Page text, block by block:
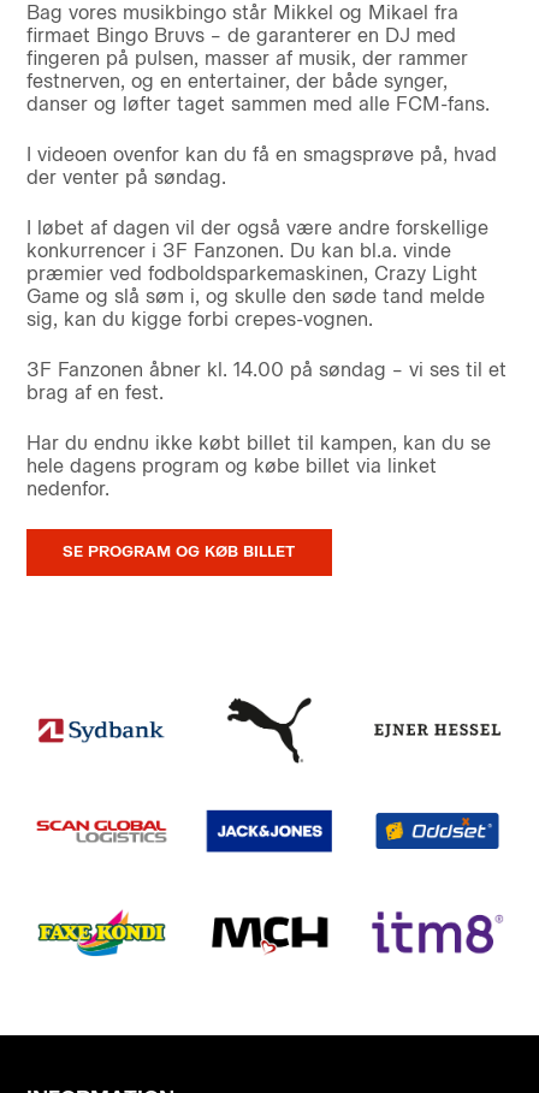
Bag vores musikbingo står Mikkel og Mikael fra
firmaet Bingo Bruvs – de garanterer en DJ med
fingeren på pulsen, masser af musik, der rammer
festnerven, og en entertainer, der både synger,
danser og løfter taget sammen med alle FCM-fans.
I videoen ovenfor kan du få en smagsprøve på, hvad
der venter på søndag.
I løbet af dagen vil der også være andre forskellige
konkurrencer i 3F Fanzonen. Du kan bl.a. vinde
præmier ved fodboldsparkemaskinen, Crazy Light
Game og slå søm i, og skulle den søde tand melde
sig, kan du kigge forbi crepes-vognen.
3F Fanzonen åbner kl. 14.00 på søndag – vi ses til et
brag af en fest.
Har du endnu ikke købt billet til kampen, kan du se
hele dagens program og købe billet via linket
nedenfor.
SE PROGRAM OG KØB BILLET